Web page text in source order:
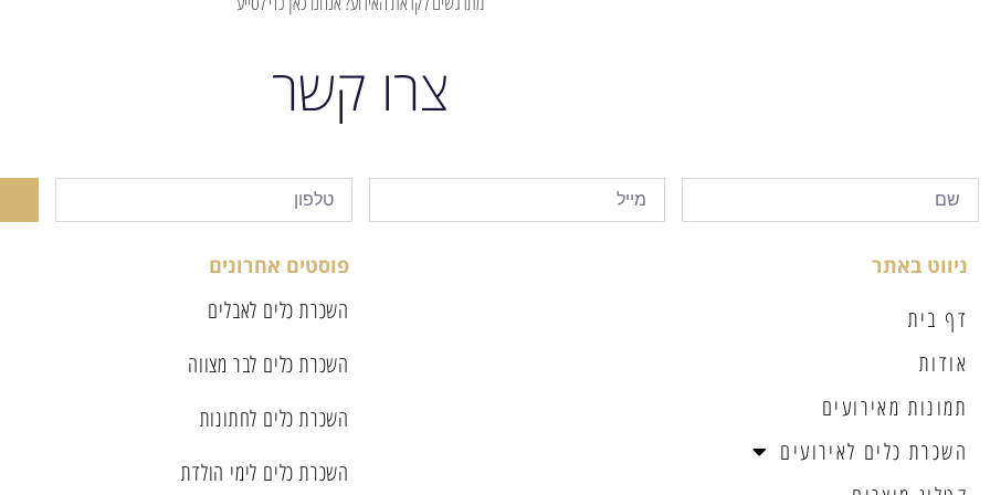
צרו קשר
ניווט באתר
דף בית
אודות
תמונות מאירועים
השכרת כלים לאירועים
פוסטים אחרונים
השכרת כלים לאבלים
השכרת כלים לבר מצווה
השכרת כלים לחתונות
השכרת כלים לימי הולדת